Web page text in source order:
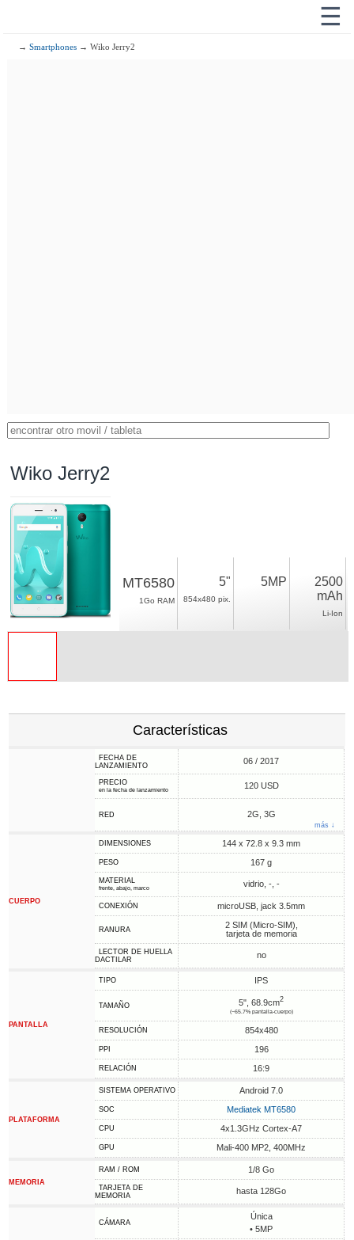
☰
→Smartphones → Wiko Jerry2
Wiko Jerry2
MT6580
1Go RAM
5"
854x480 pix.
5MP
2500
mAh
Li-Ion
Características
FECHA DE
LANZAMIENTO
06 / 2017
PRECIO
en la fecha de lanzamiento 120 USD
RED 2G, 3G
más ↓
CUERPO
DIMENSIONES 144 x 72.8 x 9.3 mm
PESO 167 g
MATERIAL
frente, abajo, marco vidrio, -, -
CONEXIÓN microUSB, jack 3.5mm
RANURA
2 SIM (Micro-SIM),
tarjeta de memoria
LECTOR DE HUELLA
DACTILAR
no
PANTALLA
TIPO IPS
TAMAÑO 5", 68.9cm2
(~65.7% pantalla-cuerpo)
RESOLUCIÓN 854x480
PPI 196
RELACIÓN 16:9
PLATAFORMA
SISTEMA OPERATIVO Android 7.0
SOC Mediatek MT6580
CPU 4x1.3GHz Cortex-A7
GPU Mali-400 MP2, 400MHz
MEMORIA
RAM / ROM 1/8 Go
TARJETA DE
MEMORIA
hasta 128Go
CÁMARA
Única
• 5MP